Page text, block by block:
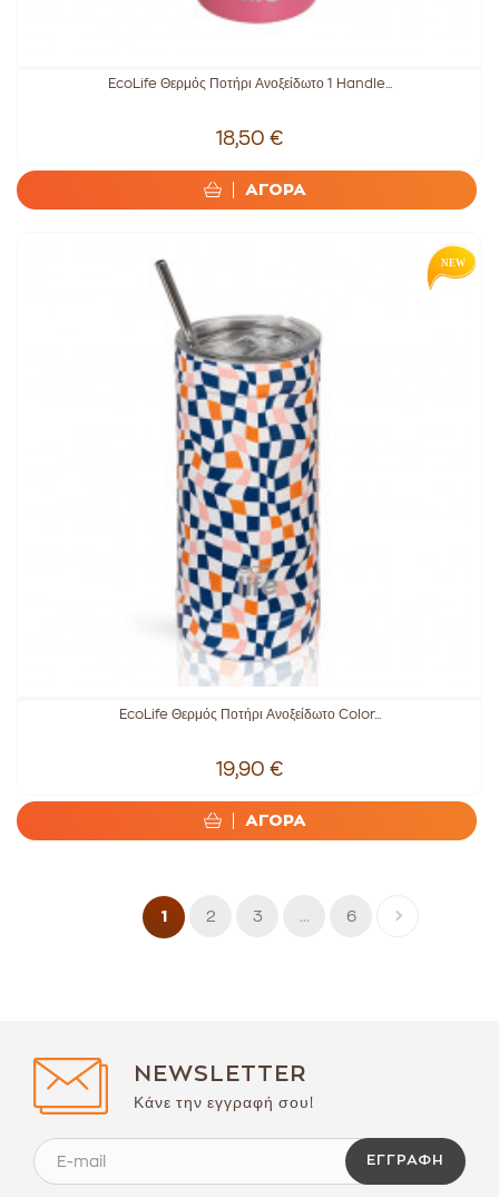
EcoLife Θερμός Ποτήρι Ανοξείδωτο 1 Handle...
18,50 €
ΑΓΟΡΑ
EcoLife Θερμός Ποτήρι Ανοξείδωτο Color...
19,90 €
ΑΓΟΡΑ
1 2 3 6
NEWSLETTER
Κάνε την εγγραφή σου!
ΕΓΓΡΑΦΉ